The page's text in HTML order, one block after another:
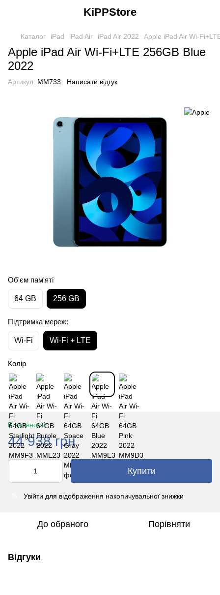
KiPPStore
Каталог iPad iPad Air iPad Air 2022 Apple iPad Air Wi-
Apple iPad Air Wi-Fi+LTE 256GB Blue
2022
Артикул: MM733 Написати відгук
Об'єм пам'яті
64 GB 256 GB
Підтримка мереж:
Wi-Fi Wi-Fi + LTE
Колір
В наявності
44 938 грн
Купити
Увійти для відображення накопичувальної знижки
До обраного Порівняти
Відгуки